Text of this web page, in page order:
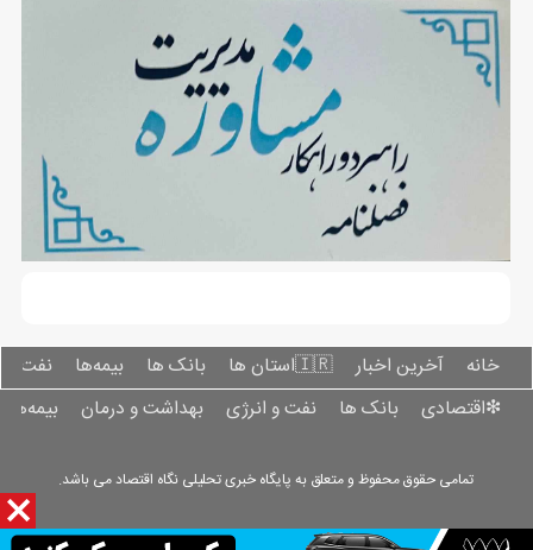
خانه آخرین اخبار 🇮🇷استان ‌ها بانک ها بیمه‌ها
نفت و
❇اقتصادی
بانک ها نفت و انرژی بهداشت و درمان بیمه‌ها
تمامی حقوق محفوظ و متعلق به پایگاه خبری تحلیلی نگاه اقتصاد می باشد.